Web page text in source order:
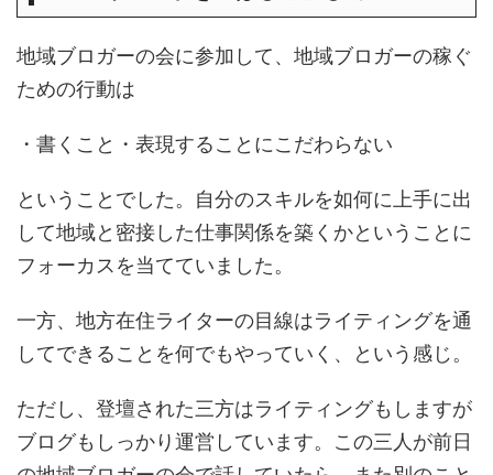
地域ブロガーの会に参加して、地域ブロガーの稼ぐ
ための行動は
・書くこと・表現することにこだわらない
ということでした。自分のスキルを如何に上手に出
して地域と密接した仕事関係を築くかということに
フォーカスを当てていました。
一方、地方在住ライターの目線はライティングを通
してできることを何でもやっていく、という感じ。
ただし、登壇された三方はライティングもしますが
ブログもしっかり運営しています。この三人が前日